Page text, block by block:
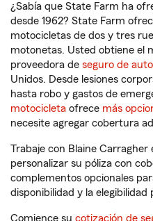
¿Sabía que State Farm ha
desde 1962? State Farm
motocicletas de dos y tres
motonetas. Usted obtiene el
proveedora de seguro de auto
Unidos. Desde lesiones
hasta robo y gastos de
motocicleta ofrece más
necesite agregar cobertura
Trabaje con Blaine
personalizar su póliza con
complementos opcionales
disponibilidad y la elegibilidad
Comience su cotización de